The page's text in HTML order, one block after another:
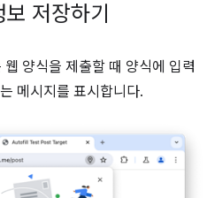
저장하기
양식을 제출할 때 양식에 입력
메시지를 표시합니다.